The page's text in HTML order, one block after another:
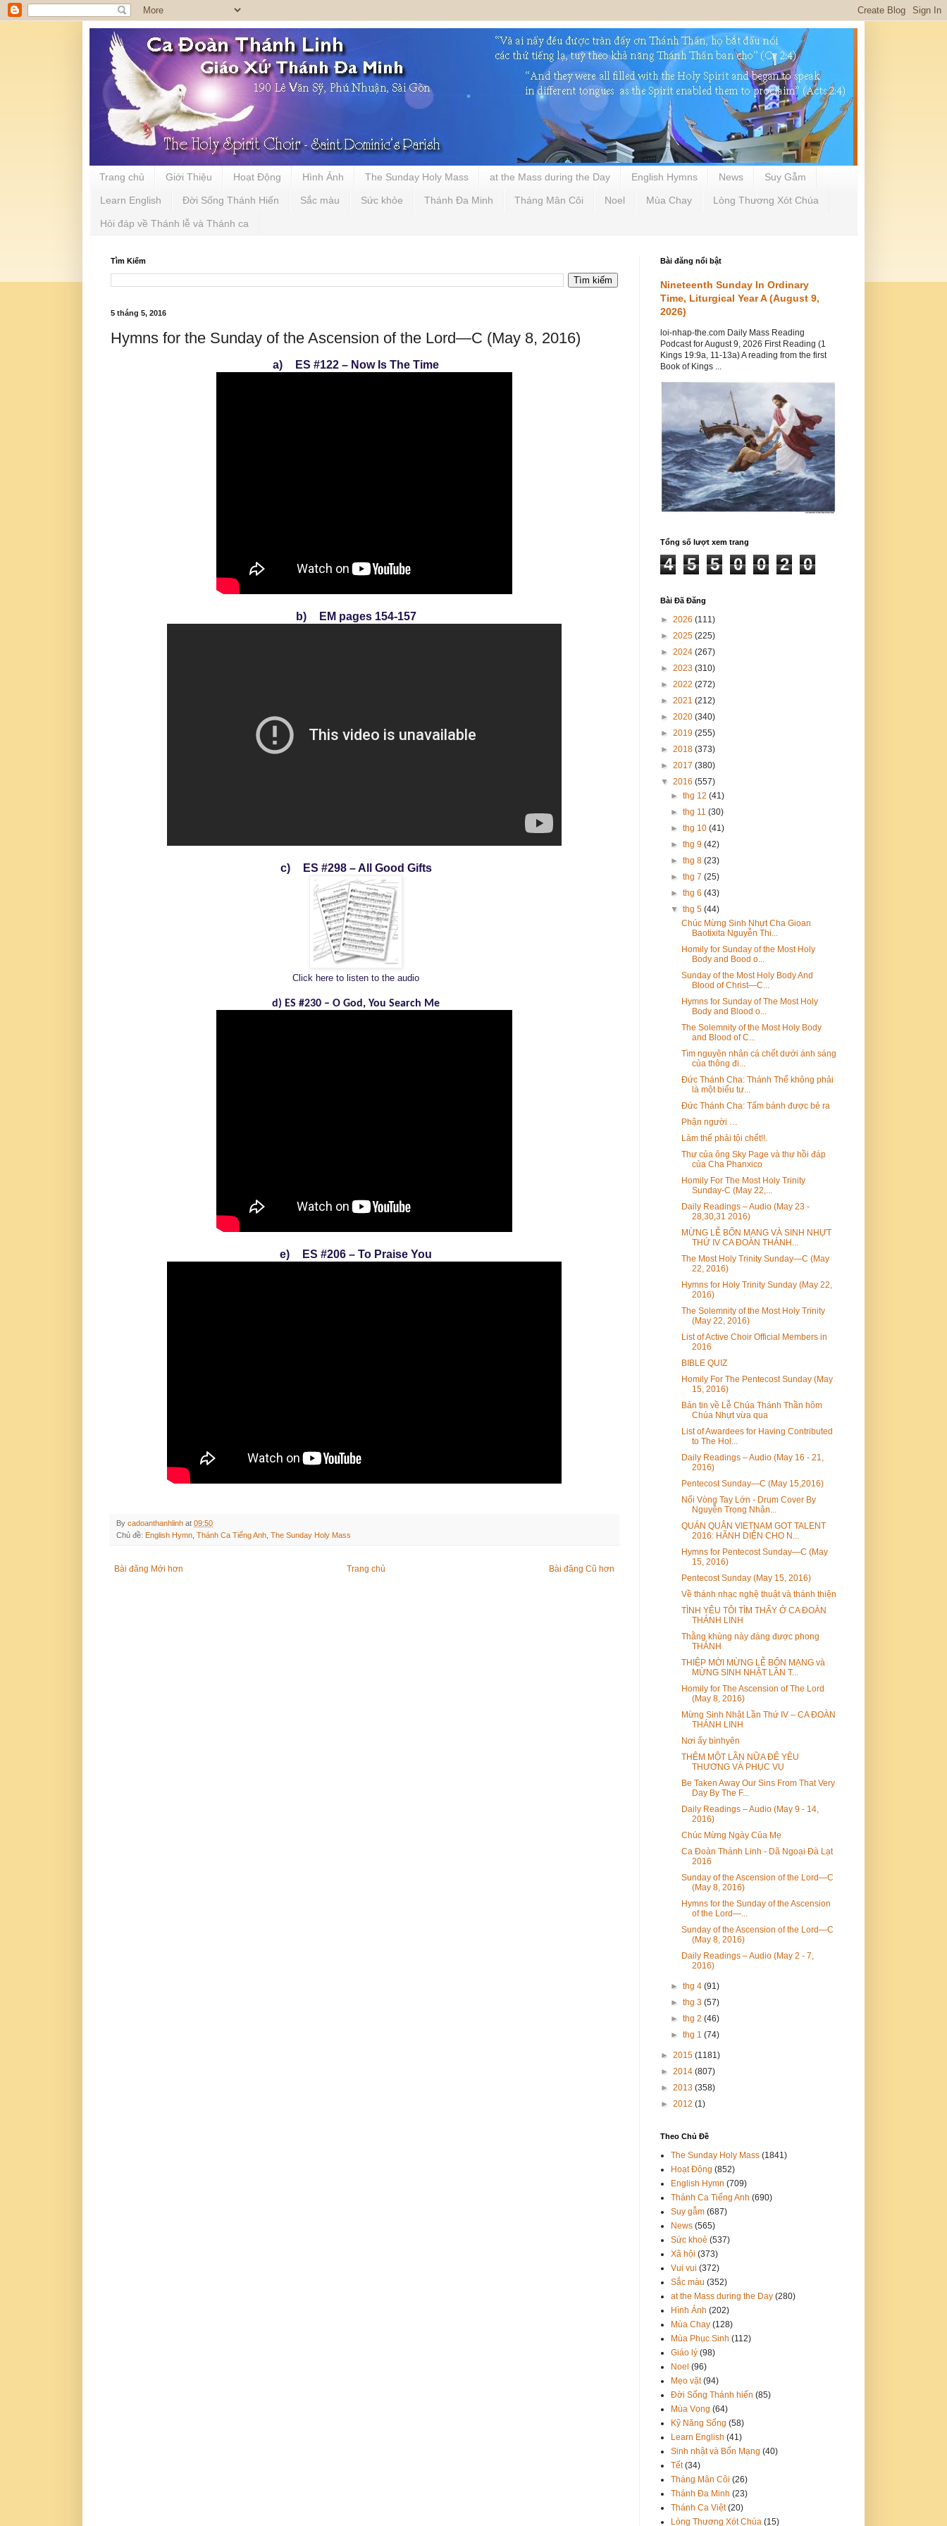
Trang chủ Giới Thiệu Hoạt Động Hình Ảnh The Sunday Holy Mass at the Mass during the Day English Hymns News Suy Gẫm
Learn English Đời Sống Thánh Hiến Sắc màu Sức khỏe Thánh Đa Minh Tháng Mân Côi Noel Mùa Chay Lòng Thương Xót Chúa
Hỏi đáp về Thánh lễ và Thánh ca
Tìm Kiếm
5 tháng 5, 2016
Hymns for the Sunday of the Ascension of the Lord—C (May 8, 2016)
a) ES #122 – Now Is The Time
b) EM pages 154-157
c) ES #298 – All Good Gifts
Click here to listen to the audio
d) ES #230 – O God, You Search Me
e) ES #206 – To Praise You
By cadoanthanhlinh at 09:50
Chủ đề: English Hymn Thánh Ca Tiếng Anh The Sunday Holy Mass
Bài đăng Mới hơn Bài đăng Cũ hơn
Trang chủ
Bài đăng nổi bật
Nineteenth Sunday In Ordinary
Time, Liturgical Year A (August 9,
2026)
loi-nhap-the.com Daily Mass Reading
Podcast for August 9, 2026 First Reading (1
Kings 19:9a, 11-13a) A reading from the first
Book of Kings ...
Tổng số lượt xem trang
4 5 5 0 0 2 0
Bài Đã Đăng
► 2026 (111)
► 2025 (225)
► 2024 (267)
► 2023 (310)
► 2022 (272)
► 2021 (212)
► 2020 (340)
► 2019 (255)
► 2018 (373)
► 2017 (380)
▼ 2016 (557)
►thg 12(41)
►thg 11(30)
►thg 10(41)
►thg 9(42)
►thg 8(23)
►thg 7(25)
►thg 6(43)
▼thg 5(44)
Chúc Mừng Sinh Nhựt Cha Gioan
Baotixita Nguyễn Thi...
Homily for Sunday of the Most Holy
Body and Bood o...
Sunday of the Most Holy Body And
Blood of Christ—C...
Hymns for Sunday of The Most Holy
Body and Blood o...
The Solemnity of the Most Holy Body
and Blood of C...
Tìm nguyên nhân cá chết dưới ánh sáng
của thông đi...
Đức Thánh Cha: Thánh Thể không phải
là một biểu tư...
Đức Thánh Cha: Tấm bánh được bẻ ra
Phận người …
Làm thế phải tội chết!!.
Thư của ông Sky Page và thư hồi đáp
của Cha Phanxico
Homily For The Most Holy Trinity
Sunday-C (May 22,...
Daily Readings – Audio (May 23 -
28,30,31 2016)
MỪNG LỄ BỔN MẠNG VÀ SINH NHỰT
THỨ IV CA ĐOÀN THÁNH...
The Most Holy Trinity Sunday—C (May
22, 2016)
Hymns for Holy Trinity Sunday (May 22,
2016)
The Solemnity of the Most Holy Trinity
(May 22, 2016)
List of Active Choir Official Members in
2016
BIBLE QUIZ
Homily For The Pentecost Sunday (May
15, 2016)
Bản tin về Lễ Chúa Thánh Thần hôm
Chúa Nhựt vừa qua
List of Awardees for Having Contributed
to The Hol...
Daily Readings – Audio (May 16 - 21,
2016)
Pentecost Sunday—C (May 15,2016)
Nối Vòng Tay Lớn - Drum Cover By
Nguyễn Trọng Nhân...
QUÁN QUÂN VIETNAM GOT TALENT
2016: HÃNH DIỆN CHO N...
Hymns for Pentecost Sunday—C (May
15, 2016)
Pentecost Sunday (May 15, 2016)
Về thánh nhạc nghệ thuật và thánh thiện
TÌNH YÊU TÔI TÌM THẤY Ở CA ĐOÀN
THÁNH LINH
Thằng khùng này đáng được phong
THÁNH
THIỆP MỜI MỪNG LỄ BỔN MẠNG và
MỪNG SINH NHẬT LẦN T...
Homily for The Ascension of The Lord
(May 8, 2016)
Mừng Sinh Nhật Lần Thứ IV – CA ĐOÀN
THÁNH LINH
Nơi ấy bìnhyên
THÊM MỘT LẦN NỮA ĐỂ YÊU
THƯƠNG VÀ PHỤC VỤ
Be Taken Away Our Sins From That Very
Day By The F...
Daily Readings – Audio (May 9 - 14,
2016)
Chúc Mừng Ngày Của Mẹ
Ca Đoàn Thánh Linh - Dã Ngoại Đà Lạt
2016
Sunday of the Ascension of the Lord—C
(May 8, 2016)
Hymns for the Sunday of the Ascension
of the Lord—...
Sunday of the Ascension of the Lord—C
(May 8, 2016)
Daily Readings – Audio (May 2 - 7,
2016)
►thg 4(91)
►thg 3(57)
►thg 2(46)
►thg 1(74)
► 2015 (1181)
► 2014 (807)
► 2013 (358)
► 2012 (1)
Theo Chủ Đề
The Sunday Holy Mass (1841)
Hoạt Động (852)
English Hymn (709)
Thánh Ca Tiếng Anh (690)
Suy gẫm (687)
News (565)
Sức khoẻ (537)
Xã hội (373)
Vui vui (372)
Sắc màu (352)
at the Mass during the Day (280)
Hình Ảnh (202)
Mùa Chay (128)
Mùa Phục Sinh (112)
Giáo lý (98)
Noel (96)
Mẹo vặt (94)
Đời Sống Thánh hiến (85)
Mùa Vọng (64)
Kỹ Năng Sống (58)
Learn English (41)
Sinh nhật và Bổn Mạng (40)
Tết (34)
Tháng Mân Côi (26)
Thánh Đa Minh (23)
Thánh Ca Việt (20)
Lòng Thương Xót Chúa (15)